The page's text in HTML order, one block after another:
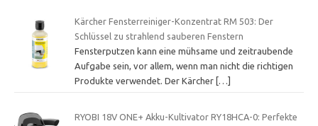
Kärcher Fensterreiniger-Konzentrat RM 503: Der
Schlüssel zu strahlend sauberen Fenstern
Fensterputzen kann eine mühsame und zeitraubende
Aufgabe sein, vor allem, wenn man nicht die richtigen
Produkte verwendet. Der Kärcher […]
RYOBI 18V ONE+ Akku-Kultivator RY18HCA-0: Perfekte